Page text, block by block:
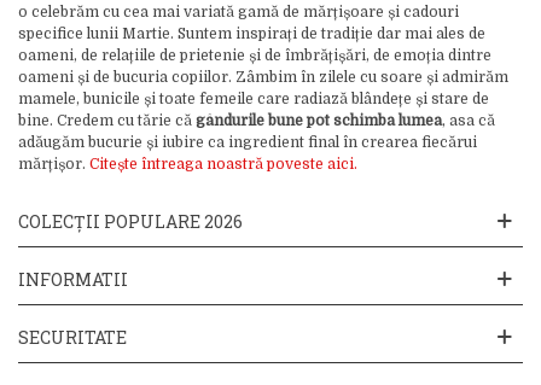
o celebrăm cu cea mai variată gamă de mărțișoare și cadouri
specifice lunii Martie. Suntem inspirați de tradiție dar mai ales de
oameni, de relațiile de prietenie și de îmbrățișări, de emoția dintre
oameni și de bucuria copiilor. Zâmbim în zilele cu soare și admirăm
mamele, bunicile și toate femeile care radiază blândețe și stare de
bine. Credem cu tărie că gândurile bune pot schimba lumea, asa că
adăugăm bucurie și iubire ca ingredient final în crearea fiecărui
mărțișor. Citește întreaga noastră poveste aici.
COLECȚII POPULARE 2026
INFORMATII
SECURITATE